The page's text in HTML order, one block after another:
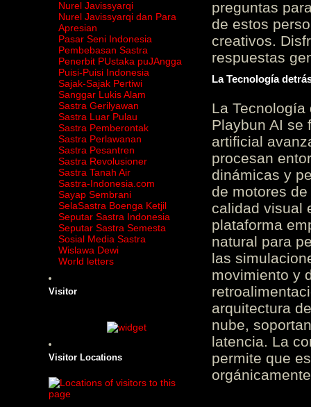
Nurel Javissyarqi
Nurel Javissyarqi dan Para
Apresian
Pasar Seni Indonesia
Pembebasan Sastra
Penerbit PUstaka puJAngga
Puisi-Puisi Indonesia
Sajak-Sajak Pertiwi
Sanggar Lukis Alam
Sastra Gerilyawan
Sastra Luar Pulau
Sastra Pemberontak
Sastra Perlawanan
Sastra Pesantren
Sastra Revolusioner
Sastra Tanah Air
Sastra-Indonesia.com
Sayap Sembrani
SelaSastra Boenga Ketjil
Seputar Sastra Indonesia
Seputar Sastra Semesta
Sosial Media Sastra
Wislawa Dewi
World letters
Visitor
Visitor Locations
preguntas
de estos
creativos.
respuestas
La Tecnología
La
Playbun AI se
artificial
procesan
dinámicas y
de motores
calidad visual
plataforma
natural para
las
movimiento y
arquitectura
nube,
latencia. La
permite que